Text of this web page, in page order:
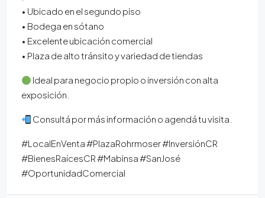
• Ubicado en el segundo piso
• Bodega en sótano
• Excelente ubicación comercial
• Plaza de alto tránsito y variedad de tiendas
Ideal para negocio propio o inversión con alta
exposición.
Consultá por más información o agendá tu visita.
#LocalEnVenta #PlazaRohrmoser #InversiónCR
#BienesRaícesCR #Mabinsa #SanJosé
#OportunidadComercial